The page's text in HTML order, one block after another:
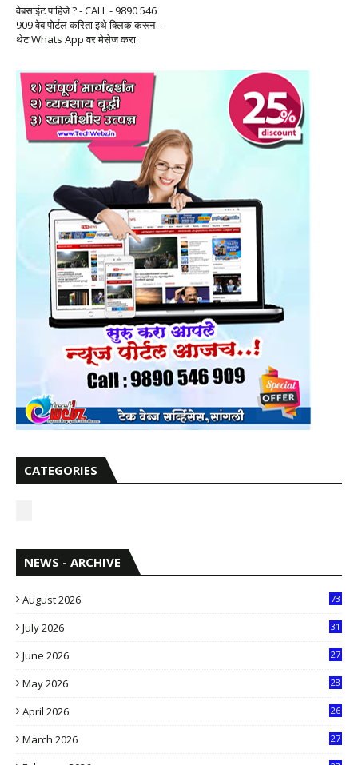
वेबसाईट पाहिजे ? - CALL - 9890 546
909 वेब पोर्टल करिता इथे क्लिक करून -
थेट Whats App वर मेसेज करा
CATEGORIES
NEWS - ARCHIVE
August 2026 73
July 2026
31
June 2026
27
May 2026
28
April 2026
26
March 2026
27